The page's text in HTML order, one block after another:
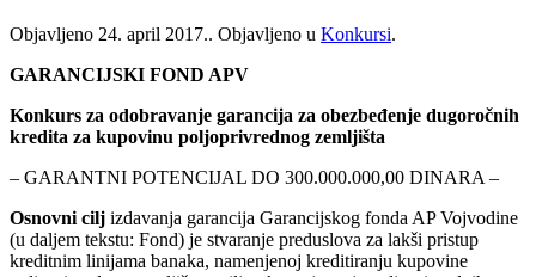
Objavljeno 24. april 2017.. Objavljeno u Konkursi.
GARANCIJSKI FOND APV
Konkurs za odobravanje garancija za obezbeđenje dugoročnih
kredita za kupovinu poljoprivrednog zemljišta
– GARANTNI POTENCIJAL DO 300.000.000,00 DINARA –
Osnovni cilj izdavanja garancija Garancijskog fonda AP Vojvodine
(u daljem tekstu: Fond) je stvaranje preduslova za lakši pristup
kreditnim linijama banaka, namenjenoj kreditiranju kupovine